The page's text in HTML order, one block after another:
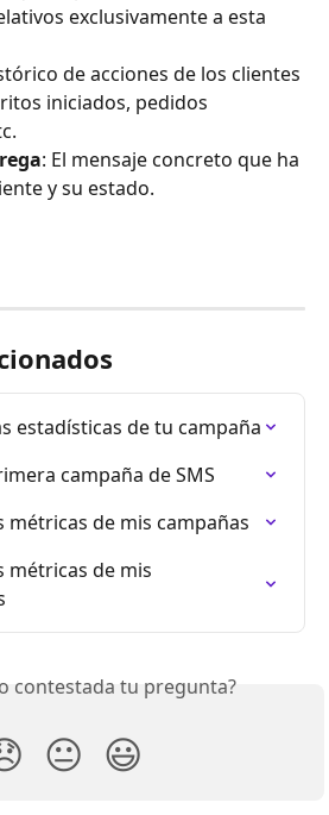
exclusivamente a esta
de acciones de los clientes
iniciados, pedidos
: El mensaje concreto que ha
y su estado.
estadísticas de tu campaña
campaña de SMS
métricas de mis campañas
métricas de mis
contestada tu pregunta?
😐 😃